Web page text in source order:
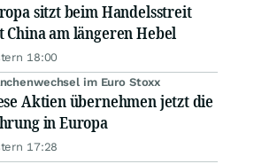
sitzt beim Handelsstreit
China am längeren Hebel
18:00
im Euro Stoxx
Aktien übernehmen jetzt die
in Europa
17:28